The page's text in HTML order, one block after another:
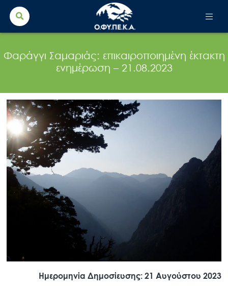
Search
for:
Φαράγγι Σαμαριάς: επικαιροποιημένη έκτακτη
ενημέρωση – 21.08.2023
Ημερομηνία Δημοσίευσης: 21 Αυγούστου 2023